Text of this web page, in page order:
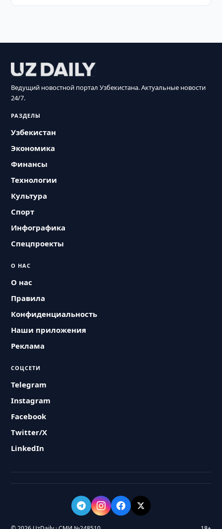
Ведущий новостной портал Узбекистана. Актуальные новости
24/7.
РАЗДЕЛЫ
Узбекистан
Экономика
Финансы
Технологии
Культура
Спорт
Инфографика
Спецпроекты
О НАС
О нас
Правила
Конфиденциальность
Наши приложения
Реклама
СОЦСЕТИ
Telegram
Instagram
Facebook
Twitter/X
LinkedIn